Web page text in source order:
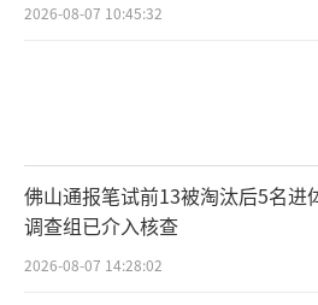
2026-08-07 10:45:32
佛山通报笔试前13被淘汰后5名进
调查组已介入核查
2026-08-07 14:28:02